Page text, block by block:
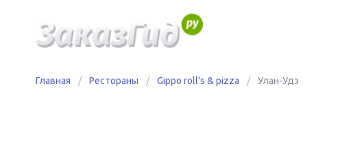
Главная / Рестораны / Gippo roll's & pizza / Улан-Удэ